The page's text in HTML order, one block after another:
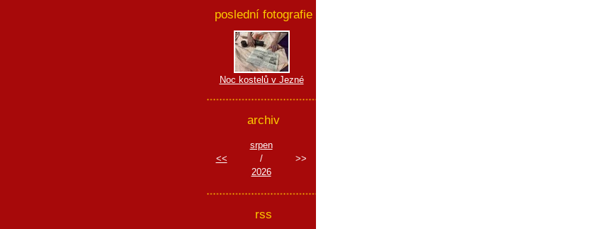
poslední fotografie
Noc kostelů v Jezné
archiv
<<
srpen
/
2026
>>
rss